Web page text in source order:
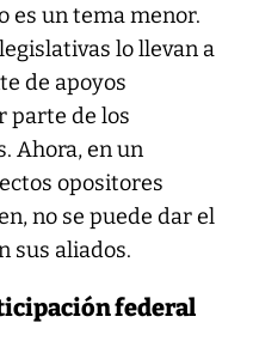
es un tema menor.
lo llevan a
de apoyos
parte de los
Ahora, en un
opositores
no se puede dar el
sus aliados.
federal